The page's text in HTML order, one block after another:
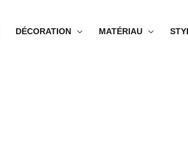
DÉCORATION MATÉRIAU